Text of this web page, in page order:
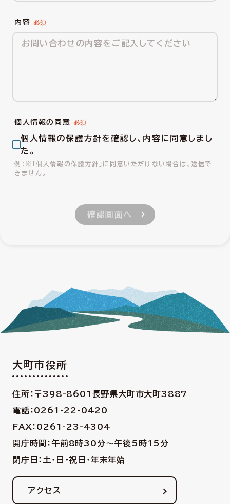
内容
個人情報の同意
個人情報の保護方針を確認し、内容に同意しまし
た。
※「個人情報の保護方針」に同意いただけない場合は、送信で
きません。
大町市役所
住所：〒398-8601 長野県大町市大町3887
電話：0261-22-0420
FAX：0261-23-4304
開庁時間：午前8時30分〜午後5時15分
閉庁日：土・日・祝日・年末年始
アクセス